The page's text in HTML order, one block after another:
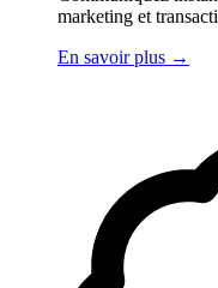
marketing et
En savoir plus →